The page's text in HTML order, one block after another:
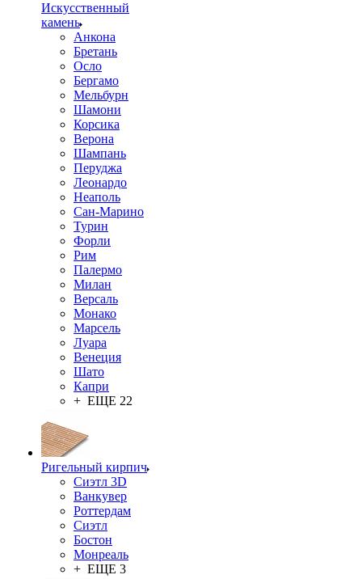
Искусственный
камень
Анкона
Бретань
Осло
Бергамо
Мельбурн
Шамони
Корсика
Верона
Шампань
Перуджа
Леонардо
Неаполь
Сан-Марино
Турин
Форли
Рим
Палермо
Милан
Версаль
Монако
Марсель
Луара
Венеция
Шато
Капри
+ ЕЩЕ 22
Ригельный кирпич
Сиэтл 3D
Ванкувер
Роттердам
Сиэтл
Бостон
Монреаль
+ ЕЩЕ 3